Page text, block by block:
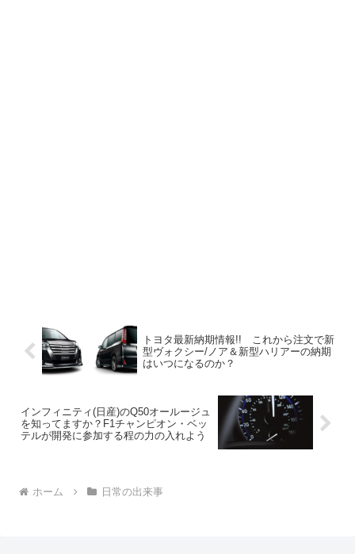
トヨタ最新納期情報!! これから注文で新
型ヴォクシー/ノア＆新型ハリアーの納期
はいつになるのか？
インフィニティ(日産)のQ50オールージュ
を知ってますか？F1チャンピオン・ベッ
テルが開発に参加する程の力の入れよう
ホーム 日常の出来事